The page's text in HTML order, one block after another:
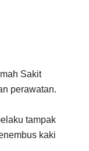
Sakit
perawatan.
tampak
kaki